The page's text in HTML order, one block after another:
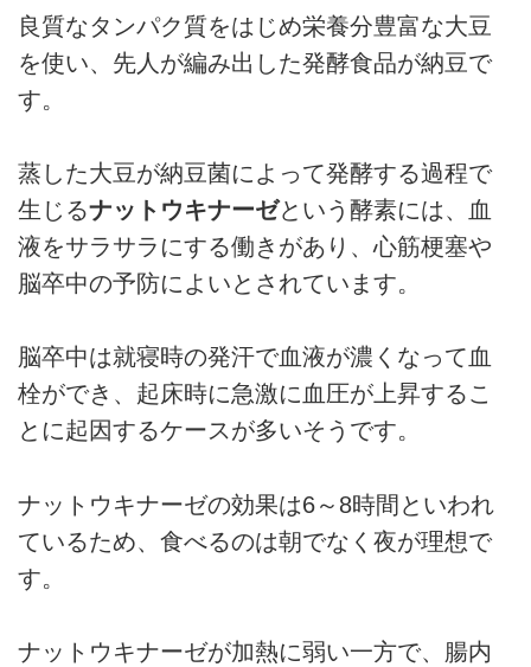
良質なタンパク質をはじめ栄養分豊富な大豆
を使い、先人が編み出した発酵食品が納豆で
す。
蒸した大豆が納豆菌によって発酵する過程で
生じるナットウキナーゼという酵素には、血
液をサラサラにする働きがあり、心筋梗塞や
脳卒中の予防によいとされています。
脳卒中は就寝時の発汗で血液が濃くなって血
栓ができ、起床時に急激に血圧が上昇するこ
とに起因するケースが多いそうです。
ナットウキナーゼの効果は6～8時間といわれ
ているため、食べるのは朝でなく夜が理想で
す。
ナットウキナーゼが加熱に弱い一方で、腸内